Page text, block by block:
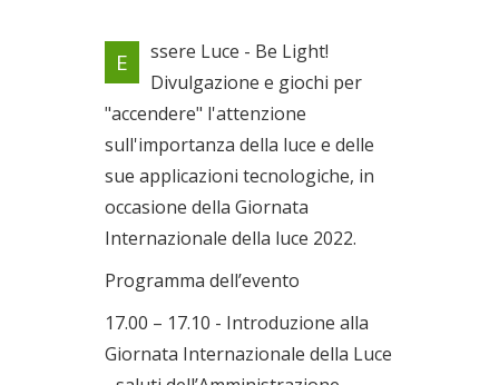
Io torno al Museo 2
Il 21/05/2022
E
ssere Luce - Be Light!
Divulgazione e giochi per
"accendere" l'attenzione
sull'importanza della luce e delle
sue applicazioni tecnologiche, in
occasione della Giornata
Internazionale della luce 2022.
Programma dell’evento
17.00 – 17.10 - Introduzione alla
Giornata Internazionale della Luce